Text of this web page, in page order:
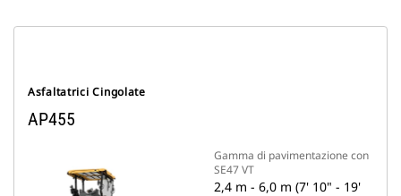
Asfaltatrici Cingolate
AP455
Gamma di pavimentazione con
SE47 VT
2,4 m - 6,0 m (7' 10" - 19'